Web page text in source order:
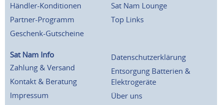
Händler-Konditionen
Partner-Programm
Geschenk-Gutscheine
Sat Nam Lounge
Top Links
Sat Nam Info
Zahlung & Versand
Kontakt & Beratung
Impressum
Datenschutzerklärung
Entsorgung Batterien &
Elektrogeräte
Über uns